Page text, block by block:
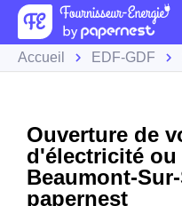
Accueil EDF-GDF